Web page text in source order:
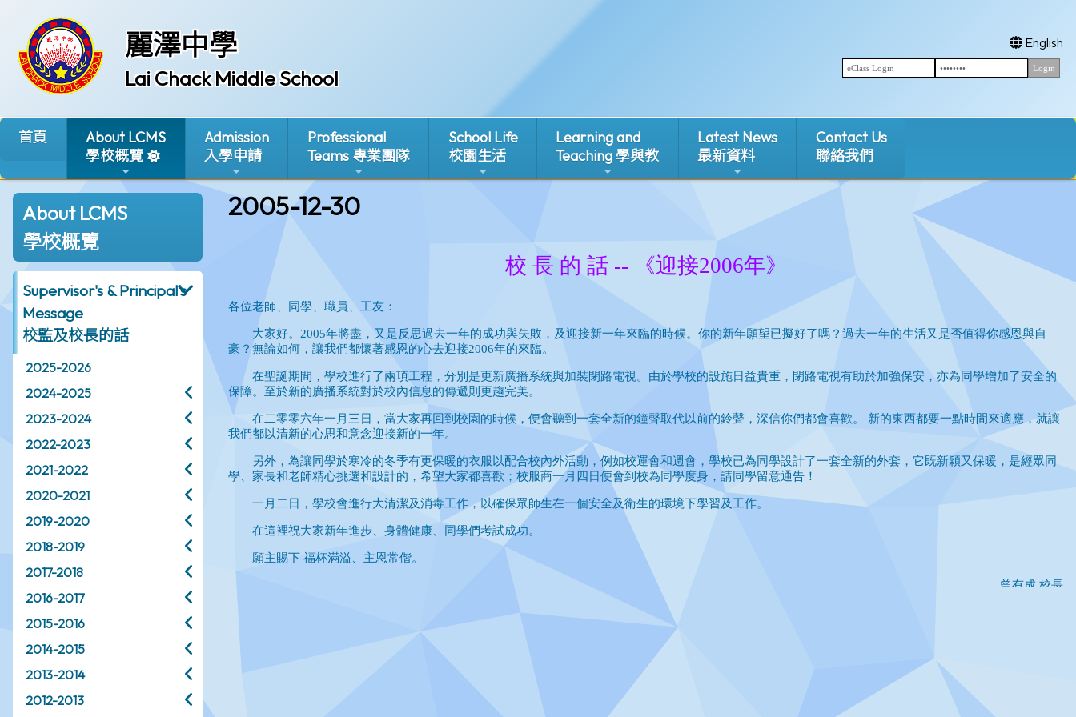
麗澤中學
Lai Chack Middle School
English
首頁
About LCMS
學校概覽
Admission
入學申請
Professional
Teams 專業團隊
School Life
校園生活
Learning and
Teaching 學與教
Latest News
最新資料
Contact Us
聯絡我們
About LCMS
學校概覽
Supervisor's & Principal's
Message
校監及校長的話
2025-2026
2024-2025
2023-2024
2022-2023
2021-2022
2020-2021
2019-2020
2018-2019
2017-2018
2016-2017
2015-2016
2014-2015
2013-2014
2012-2013
2005-12-30